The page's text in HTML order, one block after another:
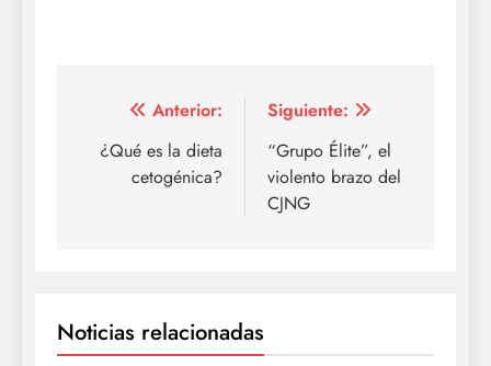
Navegación
de
entradas
Anterior:
¿Qué es la dieta
cetogénica?
Siguiente:
“Grupo Élite”, el
violento brazo del
CJNG
Noticias relacionadas